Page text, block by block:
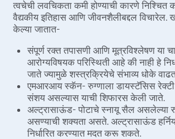
त्वचेची लवचिकता कमी होण्याची कारणे निश्चित
वैद्यकीय इतिहास आणि जीवनशैलीबद्दल विचारेल.
केल्या जातात-
संपूर्ण रक्त तपासणी आणि मूत्रविश्लेषण या
आरोग्यविषयक परिस्थिती आहे की नाही हे
जाते ज्यामुळे शस्त्रक्रियेचे संभाव्य धोके
एमआरआय स्कॅन- रुग्णाला डायस्टॅसिस
संशय असल्यास याची शिफारस केली जाते.
अल्ट्रासाऊंड- पोटाचे स्नायू सैल असलेल्या
असण्याची शक्यता असते. अल्ट्रासाऊंड
निर्धारित करण्यात मदत करू शकते.